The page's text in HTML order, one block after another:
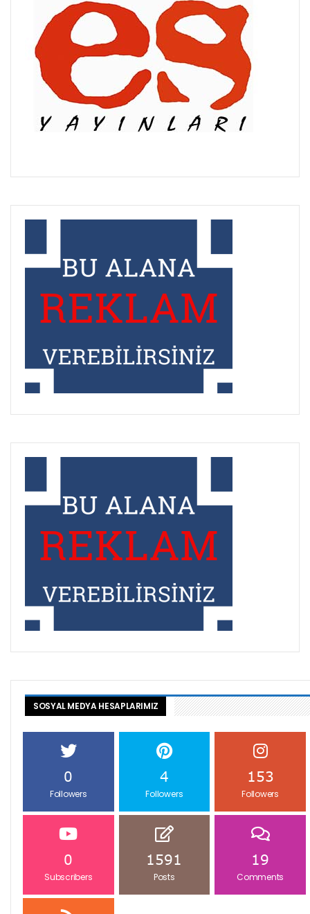
SOSYAL MEDYA HESAPLARIMIZ
0
Followers
4
Followers
153
Followers
0
Subscribers
1591
Posts
19
Comments